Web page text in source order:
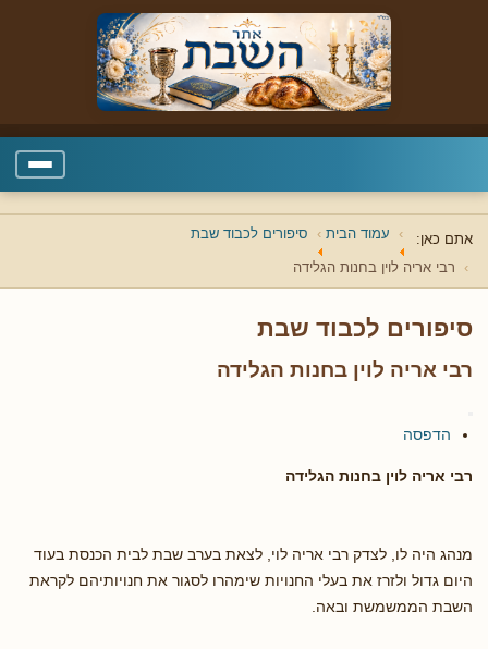
אתם כאן: עמוד הבית סיפורים לכבוד שבת
רבי אריה לוין בחנות הגלידה
סיפורים לכבוד שבת
רבי אריה לוין בחנות הגלידה
הדפסה
רבי אריה לוין בחנות הגלידה
מנהג היה לו, לצדק רבי אריה לוי, לצאת בערב שבת לבית הכנסת בעוד
היום גדול ולזרז את בעלי החנויות שימהרו לסגור את חנויותיהם לקראת
השבת הממשמשת ובאה.